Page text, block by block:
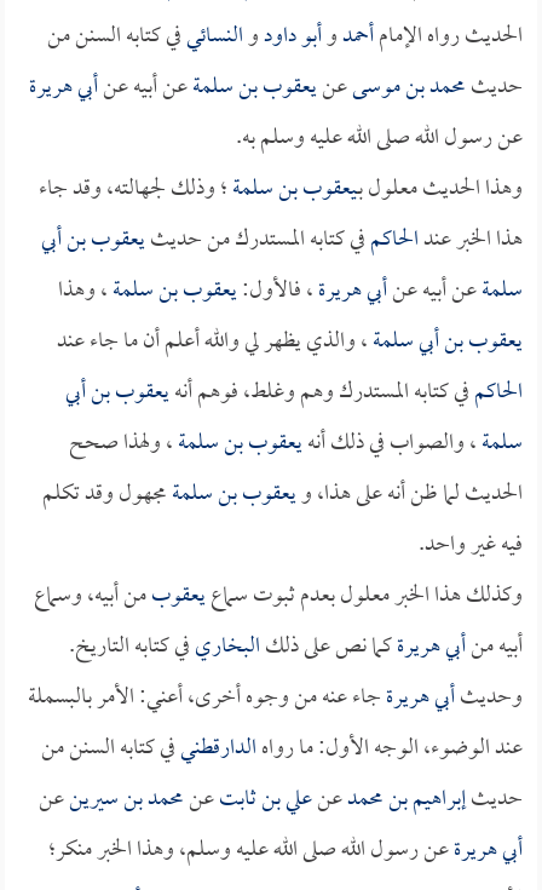
الحديث رواه الإمامأحمدوأبو داودوالنسائيفي كتابه السنن من
حديثمحمد بن موسىعنيعقوب بن سلمةعن أبيه عنأبي هريرة
عن رسول الله صلى الله عليه وسلم به.
وهذا الحديث معلول بـيعقوب بن سلمة؛ وذلك لجهالته، وقد جاء
هذا الخبر عندالحاكمفي كتابه المستدرك من حديثيعقوب بن أبي
سلمةعن أبيه عنأبي هريرة، فالأول:يعقوب بن سلمة، وهذا
يعقوب بن أبي سلمة، والذي يظهر لي والله أعلم أن ما جاء عند
الحاكمفي كتابه المستدرك وهم وغلط، فوهم أنهيعقوب بن أبي
سلمة، والصواب في ذلك أنهيعقوب بن سلمة، ولهذا صحح
الحديث لما ظن أنه على هذا، ويعقوب بن سلمةمجهول وقد تكلم
فيه غير واحد.
وكذلك هذا الخبر معلول بعدم ثبوت سماعيعقوبمن أبيه، وسماع
أبيه منأبي هريرةكما نص على ذلكالبخاريفي كتابه التاريخ.
وحديثأبي هريرةجاء عنه من وجوه أخرى، أعني: الأمر بالبسملة
عند الوضوء، الوجه الأول: ما رواهالدارقطنيفي كتابه السنن من
حديثإبراهيم بن محمدعنعلي بن ثابتعنمحمد بن سيرينعن
أبي هريرةعن رسول الله صلى الله عليه وسلم، وهذا الخبر منكر؛